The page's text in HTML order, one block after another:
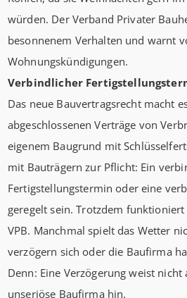
würden. Der Verband Privater
besonnenem Verhalten und warnt
Wohnungskündigungen.
Verbindlicher
Das neue Bauvertragsrecht macht
abgeschlossenen Verträge von
eigenem Baugrund mit
mit Bauträgern zur Pflicht: Ein
Fertigstellungstermin oder eine
geregelt sein. Trotzdem
VPB. Manchmal spielt das Wetter
verzögern sich oder die Baufirma
Denn: Eine Verzögerung weist
unseriöse Baufirma hin.